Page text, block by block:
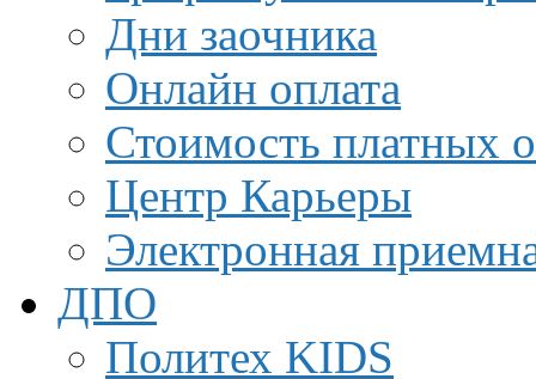
Дни заочника
Онлайн оплата
Стоимость платных
Центр Карьеры
Электронная
ДПО
Политех KIDS